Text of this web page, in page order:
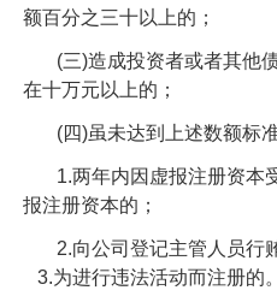
额百分之三十以上的；
(三)造成投资者或者其他
在十万元以上的；
(四)虽未达到上述数额标
1.两年内因虚报注册资本
报注册资本的；
2.向公司登记主管人员行
3.为进行违法活动而注册的。